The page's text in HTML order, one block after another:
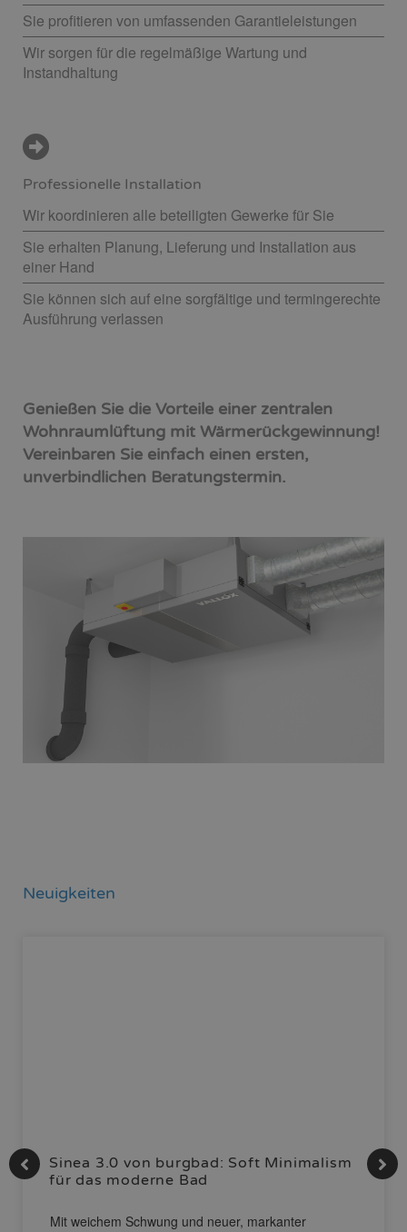
Sie profitieren von umfassenden Garantieleistungen
Wir sorgen für die regelmäßige Wartung und
Instandhaltung
Professionelle Installation
Wir koordinieren alle beteiligten Gewerke für Sie
Sie erhalten Planung, Lieferung und Installation aus
einer Hand
Sie können sich auf eine sorgfältige und termingerechte
Ausführung verlassen
Genießen Sie die Vorteile einer zentralen
Wohnraumlüftung mit Wärmerückgewinnung!
Vereinbaren Sie einfach einen ersten,
unverbindlichen Beratungstermin.
Neuigkeiten
Sinea 3.0 von burgbad: Soft Minimalism
für das moderne Bad
Mit weichem Schwung und neuer, markanter